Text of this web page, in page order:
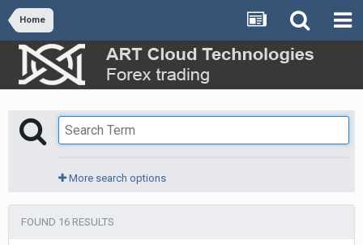
Home
More search options
FOUND 16 RESULTS